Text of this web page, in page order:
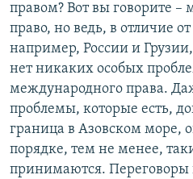
правом? Вот вы говорите –
право, но ведь, в отличие
например, России и
нет никаких особых
международного права.
проблемы, которые есть,
граница в Азовском море,
порядке, тем не менее,
принимаются. Переговоры